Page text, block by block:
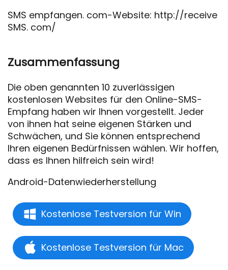
SMS empfangen. com-Website: http://receive
SMS. com/
Zusammenfassung
Die oben genannten 10 zuverlässigen
kostenlosen Websites für den Online-SMS-
Empfang haben wir Ihnen vorgestellt. Jeder
von ihnen hat seine eigenen Stärken und
Schwächen, und Sie können entsprechend
Ihren eigenen Bedürfnissen wählen. Wir hoffen,
dass es Ihnen hilfreich sein wird!
Android-Datenwiederherstellung
Kostenlose Testversion für Win
Kostenlose Testversion für Mac